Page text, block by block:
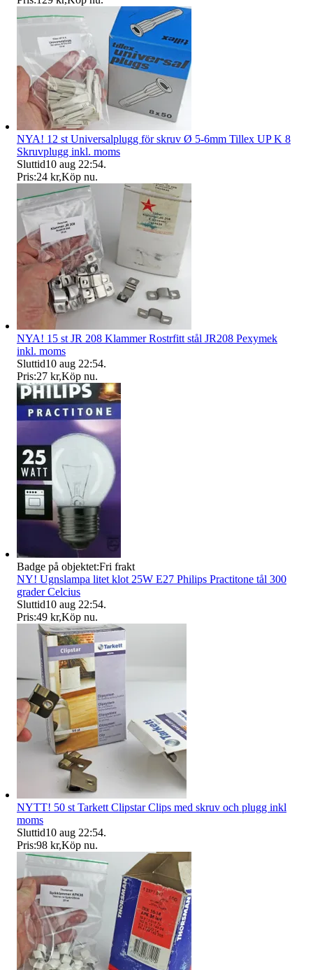
NYA! 12 st Universalplugg för skruv Ø 5-6mm Tillex UP K 8
Skruvplugg inkl. moms
Sluttid10 aug 22:54.
Pris:24 kr,Köp nu.
NYA! 15 st JR 208 Klammer Rostrfitt stål JR208 Pexymek
inkl. moms
Sluttid10 aug 22:54.
Pris:27 kr,Köp nu.
Badge på objektet:Fri frakt
NY! Ugnslampa litet klot 25W E27 Philips Practitone tål 300
grader Celcius
Sluttid10 aug 22:54.
Pris:49 kr,Köp nu.
NYTT! 50 st Tarkett Clipstar Clips med skruv och plugg inkl
moms
Sluttid10 aug 22:54.
Pris:98 kr,Köp nu.